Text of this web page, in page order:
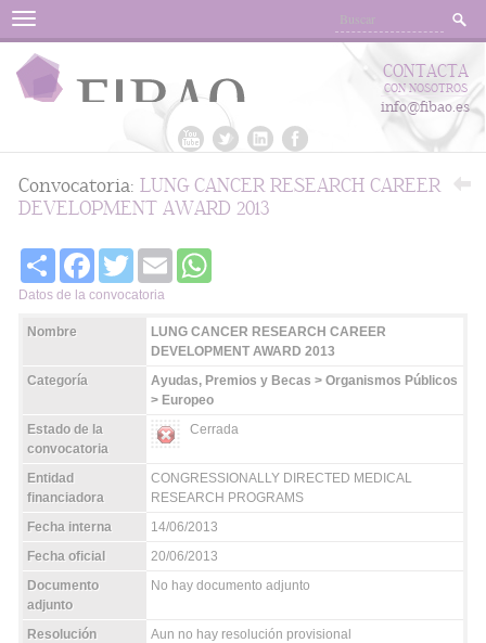
Menu
CONTACTA
CON NOSOTROS
info@fibao.es
Convocatoria: LUNG CANCER RESEARCH CAREER
DEVELOPMENT AWARD 2013
Share FacebookTwitter Email
Datos de la convocatoria
Nombre
LUNG CANCER RESEARCH CAREER
DEVELOPMENT AWARD 2013
Categoría
Ayudas, Premios y Becas > Organismos Públicos
> Europeo
Estado de la
convocatoria
Cerrada
Entidad
financiadora
CONGRESSIONALLY DIRECTED MEDICAL
RESEARCH PROGRAMS
Fecha interna
14/06/2013
Fecha oficial
20/06/2013
Documento
adjunto
No hay documento adjunto
Resolución
Aun no hay resolución provisional